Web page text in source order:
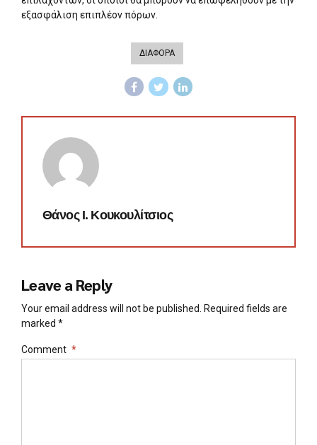
εξασφάλιση επιπλέον πόρων.
ΔΙΑΦΟΡΑ
Θάνος Ι. Κουκουλίτσιος
Leave a Reply
Your email address will not be published. Required fields are
marked *
Comment *